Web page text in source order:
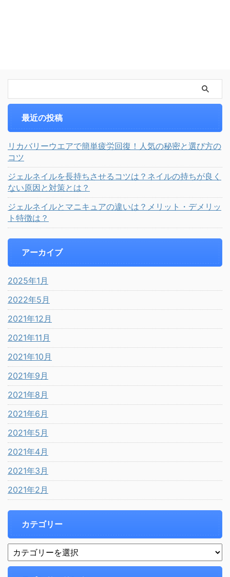
最近の投稿
リカバリーウエアで簡単疲労回復！人気の秘密と選び方の
コツ
ジェルネイルを長持ちさせるコツは？ネイルの持ちが良く
ない原因と対策とは？
ジェルネイルとマニキュアの違いは？メリット・デメリッ
ト特徴は？
アーカイブ
2025年1月
2022年5月
2021年12月
2021年11月
2021年10月
2021年9月
2021年8月
2021年6月
2021年5月
2021年4月
2021年3月
2021年2月
カテゴリー